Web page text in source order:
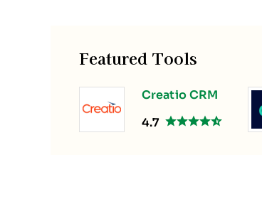
Featured Tools
Creatio CRM
4.7